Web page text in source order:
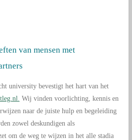
van mensen met
university bevestigt het hart van het
Wij vinden voorlichting, kennis en
naar de juiste hulp en begeleiding
zowel deskundigen als
om de weg te wijzen in het alle stadia